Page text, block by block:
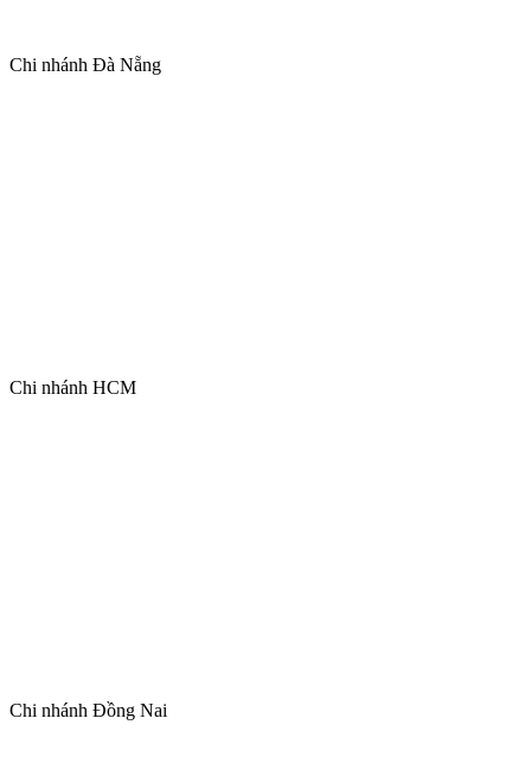
Chi nhánh Đà Nẵng
Chi nhánh HCM
Chi nhánh Đồng Nai